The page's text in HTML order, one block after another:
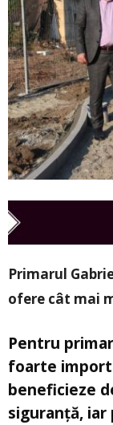
Primarul
ofere cât mai
Pentru
foarte
beneficieze
siguranță, iar